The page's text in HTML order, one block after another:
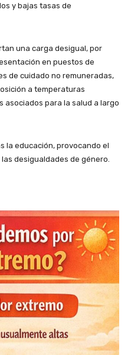
y bajas tasas de
una carga desigual, por
en puestos de
de cuidado no remuneradas,
a temperaturas
asociados para la salud a largo
la educación, provocando el
desigualdades de género.